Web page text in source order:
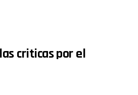
criticas por el